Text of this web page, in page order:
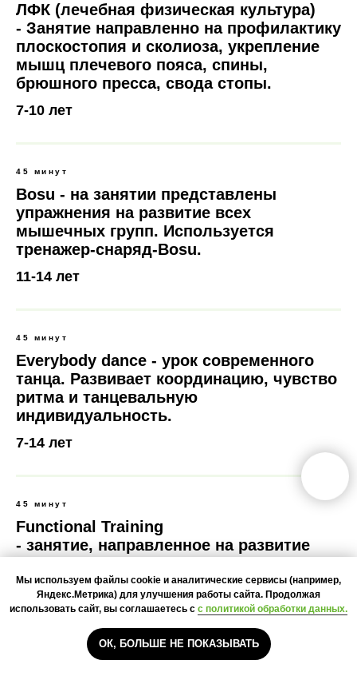
ЛФК (лечебная физическая культура)
- Занятие направленно на профилактику
плоскостопия и сколиоза, укрепление
мышц плечевого пояса, спины,
брюшного пресса, свода стопы.
7-10 лет
45 минут
Bosu - на занятии представлены
упражнения на развитие всех
мышечных групп. Используется
тренажер-снаряд-Bosu.
11-14 лет
45 минут
Everybody dance - урок современного
танца. Развивает координацию, чувство
ритма и танцевальную
индивидуальность.
7-14 лет
45 минут
Functional Training
- занятие, направленное на развитие
силы, ловкости с использованием
различного оборудования.
7-10 лет, 11-14 лет
Мы используем файлы cookie и аналитические сервисы (например,
Яндекс.Метрика) для улучшения работы сайта. Продолжая
использовать сайт, вы соглашаетесь с с политикой обработки данных.
ОК, БОЛЬШЕ НЕ ПОКАЗЫВАТЬ